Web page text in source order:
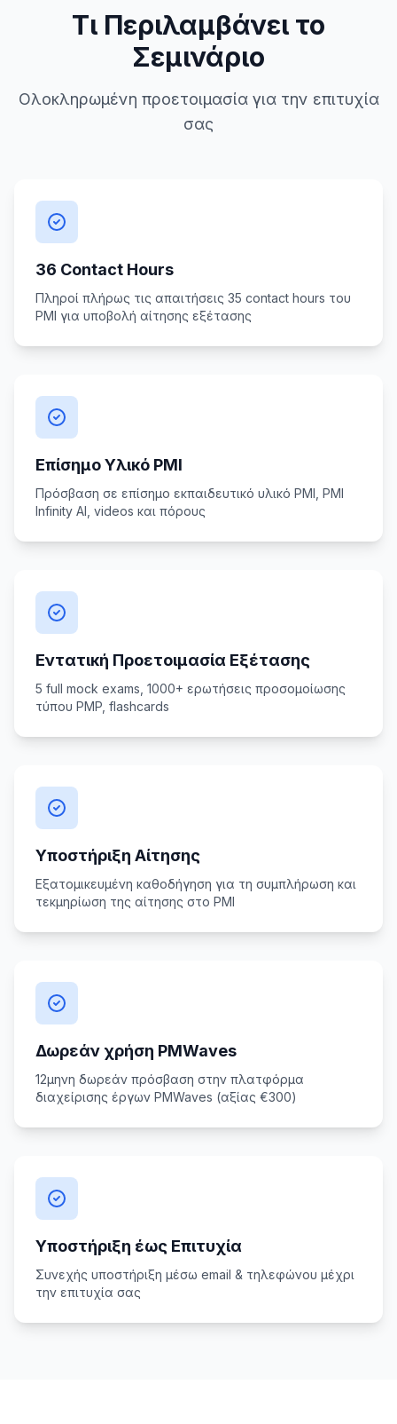
Τι Περιλαμβάνει το
Σεμινάριο
Ολοκληρωμένη προετοιμασία για την επιτυχία
σας
36 Contact Hours
Πληροί πλήρως τις απαιτήσεις 35 contact hours του
PMI για υποβολή αίτησης εξέτασης
Επίσημο Υλικό PMI
Πρόσβαση σε επίσημο εκπαιδευτικό υλικό PMI, PMI
Infinity AI, videos και πόρους
Εντατική Προετοιμασία Εξέτασης
5 full mock exams, 1000+ ερωτήσεις προσομοίωσης
τύπου PMP, flashcards
Υποστήριξη Αίτησης
Εξατομικευμένη καθοδήγηση για τη συμπλήρωση και
τεκμηρίωση της αίτησης στο PMI
Δωρεάν χρήση PMWaves
12μηνη δωρεάν πρόσβαση στην πλατφόρμα
διαχείρισης έργων PMWaves (αξίας €300)
Υποστήριξη έως Επιτυχία
Συνεχής υποστήριξη μέσω email & τηλεφώνου μέχρι
την επιτυχία σας